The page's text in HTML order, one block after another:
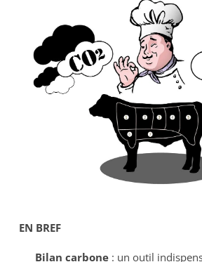
EN BREF
Bilan carbone: un outil